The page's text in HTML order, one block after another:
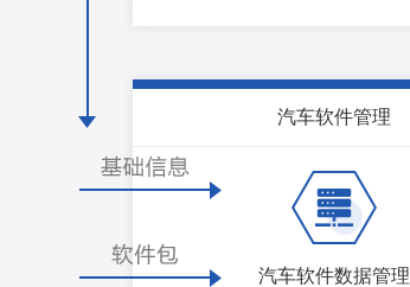
汽车软件管理
汽车软件数据管理